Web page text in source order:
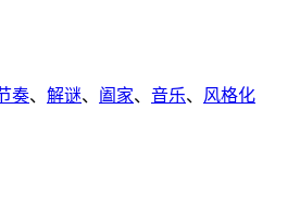
奏、 解谜、 阖家、 音乐、 风格化